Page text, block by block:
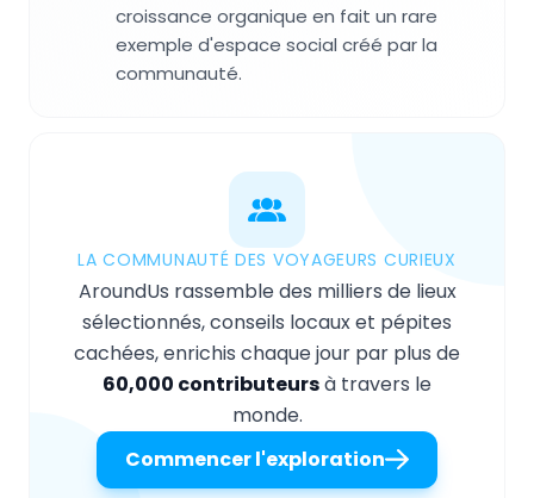
croissance organique en fait un rare
exemple d'espace social créé par la
communauté.
LA COMMUNAUTÉ DES VOYAGEURS CURIEUX
AroundUs rassemble des milliers de lieux
sélectionnés, conseils locaux et pépites
cachées, enrichis chaque jour par plus de
60,000 contributeursà travers le
monde.
Commencer l'exploration